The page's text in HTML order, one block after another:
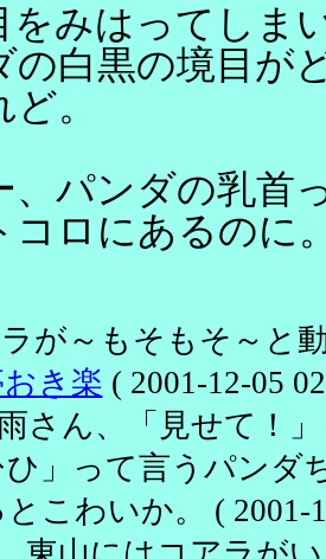
をみはってしま
の白黒の境目が
。
、パンダの乳首
コロにあるのに
が～もそもそ～と
き楽 ( 2001-12-05
さん、「見せて！
ひ」って言うパン
こわいか。 ( 2001-